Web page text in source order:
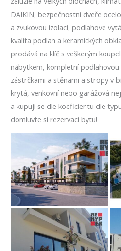
DAIKIN, bezpečnostní dveře
a zvukovou izolací, podlahové
kvalita podlah a keramických
prodává na klíč s veškerým
nábytkem, kompletní podlahovou
zástrčkami a stěnami a stropy v
krytá, venkovní nebo garážová
a kupují se dle koeficientu dle
domluvte si rezervaci bytu!